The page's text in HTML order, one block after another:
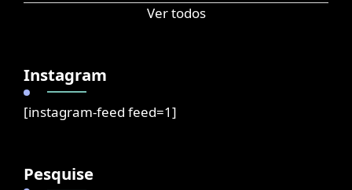
Ver todos
Instagram
[instagram-feed feed=1]
Pesquise